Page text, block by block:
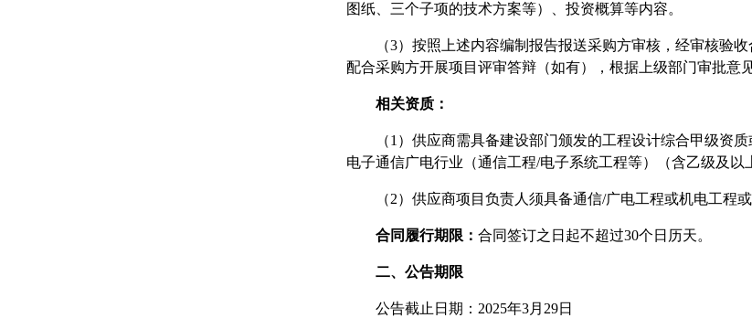
图纸、三个子项的技术方案等）、投资概算等内容。
（3）按照上述内容编制报告报送采购方审核，经审核验
配合采购方开展项目评审答辩（如有），根据上级部门审批意
相关资质：
（1）供应商需具备建设部门颁发的工程设计综合甲级资
电子通信广电行业（通信工程/电子系统工程等）（含乙级及以
（2）供应商项目负责人须具备通信/广电工程或机电工程
合同履行期限： 合同签订之日起不超过30个日历天。
二、公告期限
公告截止日期：2025年3月29日